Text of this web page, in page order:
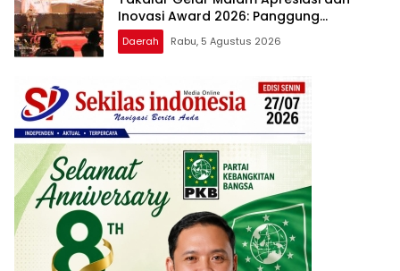
Inovasi Award 2026: Panggung
Penghargaan bagi Pelayan Publik
Berprestasi
Daerah Rabu, 5 Agustus 2026